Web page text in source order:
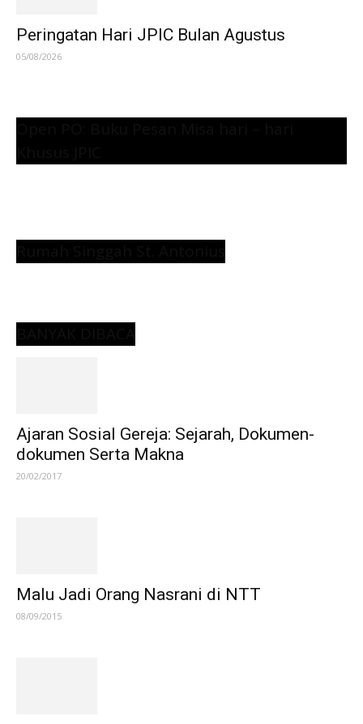
Peringatan Hari JPIC Bulan Agustus
05/08/2026
Ajaran Sosial Gereja: Sejarah, Dokumen-
dokumen Serta Makna
20/02/2017
Malu Jadi Orang Nasrani di NTT
08/09/2015